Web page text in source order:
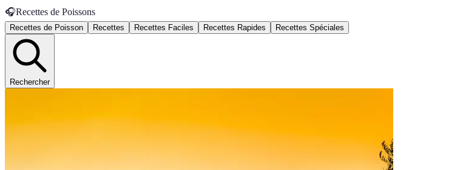
🎧Recettes de Poissons
Recettes de Poisson Recettes Recettes Faciles Recettes Rapides Recettes Spéciales
Rechercher